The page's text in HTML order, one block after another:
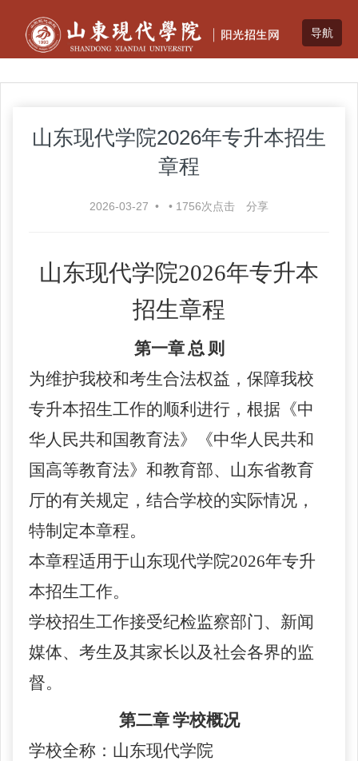
山东现代学院2026年专升本招生
章程
2026-03-27 • • 1756次点击 分享
山东现代学院2026年专升本
招生章程
第一章总 则
为维护我校和考生合法权益，保障我校
专升本招生工作的顺利进行，根据《中
华人民共和国教育法》《中华人民共和
国高等教育法》和教育部、山东省教育
厅的有关规定，结合学校的实际情况，
特制定本章程。
本章程适用于山东现代学院2026年专升
本招生工作。
学校招生工作接受纪检监察部门、新闻
媒体、考生及其家长以及社会各界的监
督。
第二章学校概况
学校全称：山东现代学院